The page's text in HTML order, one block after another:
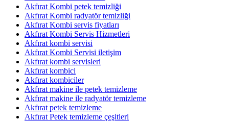
Akfırat Kombi petek temizliği
Akfırat Kombi radyatör temizliği
Akfırat Kombi servis fiyatları
Akfırat Kombi Servis Hizmetleri
Akfırat kombi servisi
Akfırat Kombi Servisi iletişim
Akfırat kombi servisleri
Akfırat kombici
Akfırat kombiciler
Akfırat makine ile petek temizleme
Akfırat makine ile radyatör temizleme
Akfırat petek temizleme
Akfırat Petek temizleme çeşitleri